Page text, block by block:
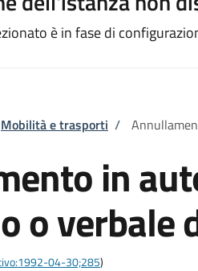
è in fase di
pane
Mobilità e trasporti /
in
o verbale
04-30;285)